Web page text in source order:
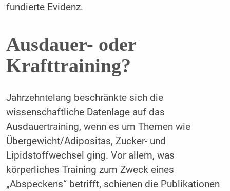
fundierte Evidenz.
Ausdauer- oder
Krafttraining?
Jahrzehntelang beschränkte sich die
wissenschaftliche Datenlage auf das
Ausdauertraining, wenn es um Themen wie
Übergewicht/Adipositas, Zucker- und
Lipidstoffwechsel ging. Vor allem, was
körperliches Training zum Zweck eines
„Abspeckens“ betrifft, schienen die Publikationen